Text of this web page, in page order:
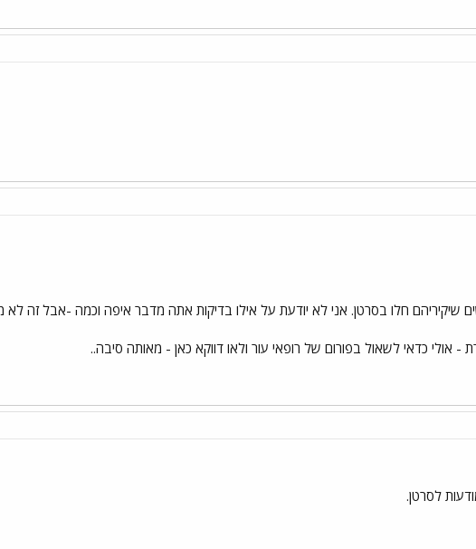
שיקיריהם חלו בסרטן. אני לא יודעת על אילו בדיקות אתה מדבר איפה וכמה -אבל זה לא
אולי כדאי לשאול בפורום של רופאי עור ולאו דווקא כאן - מאותה סיבה..
לסרטן.